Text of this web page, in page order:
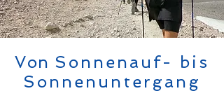
Von Sonnenauf- bis
Sonnenuntergang